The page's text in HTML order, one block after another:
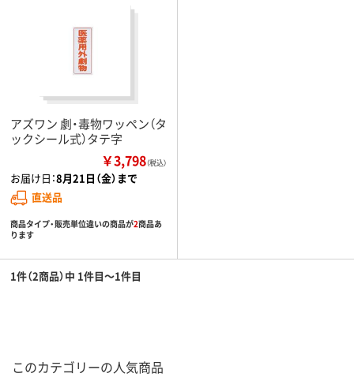
アズワン 劇・毒物ワッペン（タ
ックシール式）タテ字
￥3,798（税込）
お届け日：8月21日（金）まで
直送品
商品タイプ・販売単位違いの商品が2商品あ
ります
1件（2商品）中 1件目～1件目
このカテゴリーの人気商品